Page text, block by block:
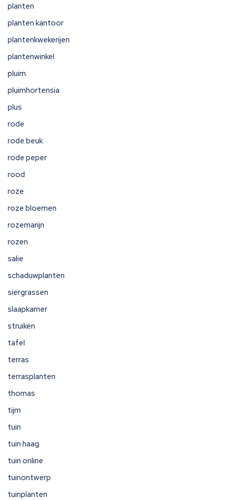
planten
planten kantoor
plantenkwekerijen
plantenwinkel
pluim
pluimhortensia
plus
rode
rode beuk
rode peper
rood
roze
roze bloemen
rozemarijn
rozen
salie
schaduwplanten
siergrassen
slaapkamer
struiken
tafel
terras
terrasplanten
thomas
tijm
tuin
tuin haag
tuin online
tuinontwerp
tuinplanten